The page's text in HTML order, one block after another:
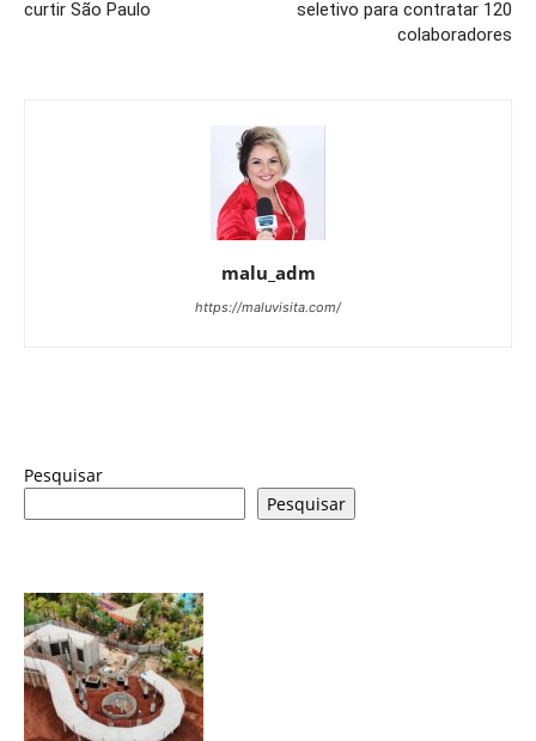
curtir São Paulo
seletivo para contratar 120
colaboradores
malu_adm
https://maluvisita.com/
Pesquisar
Pesquisar